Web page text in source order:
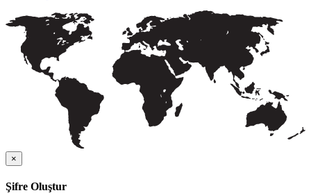
×
Şifre Oluştur